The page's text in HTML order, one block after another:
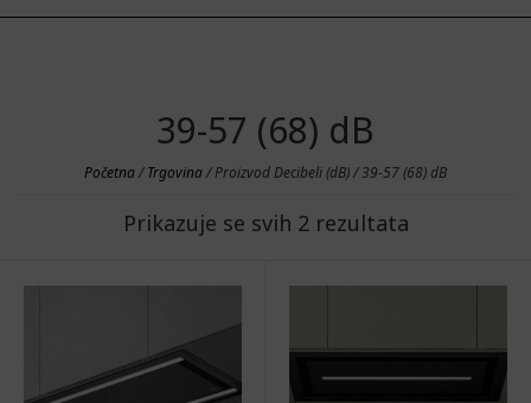
39-57 (68) dB
Početna/Trgovina/ Proizvod Decibeli (dB) / 39-57 (68) dB
Prikazuje se svih 2 rezultata